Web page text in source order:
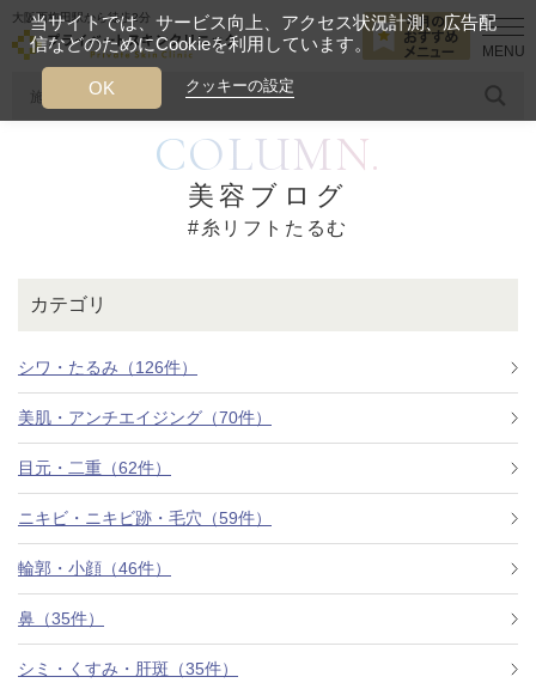
大阪西梅田駅から徒歩2分
糸リフト ヒアルロン酸
今月のおすすめメニュー
クリニックについて
料金一覧
施術症例
糸リフトたるむ
COLUMN.
美容ブログ
#糸リフトたるむ
カテゴリ
シワ・たるみ（126件）
美肌・アンチエイジング（70件）
目元・二重（62件）
ニキビ・ニキビ跡・毛穴（59件）
輪郭・小顔（46件）
鼻（35件）
シミ・くすみ・肝斑（35件）
当サイトでは、サービス向上、アクセス状況計測、広告配
信などのためにCookieを利用しています。
クッキーの設定
OK